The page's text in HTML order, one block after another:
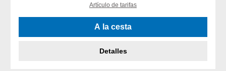
Artículo de tarifas
A la cesta
Detalles